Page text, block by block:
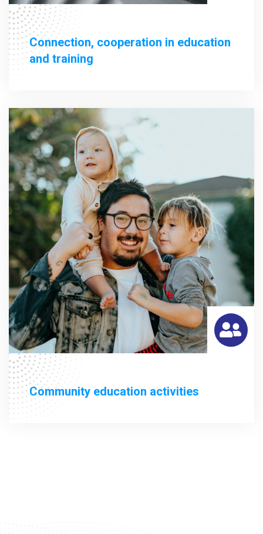
Connection, cooperation in education
and training
Community education activities